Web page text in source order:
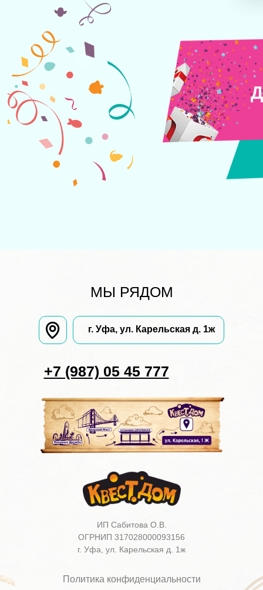
ИП Сабитова О.В.
ОГРНИП 317028000093156
г. Уфа, ул. Карельская д. 1ж
Политика конфиденциальности
МЫ РЯДОМ
г. Уфа, ул. Карельская д. 1ж
+7 (987) 05 45 777